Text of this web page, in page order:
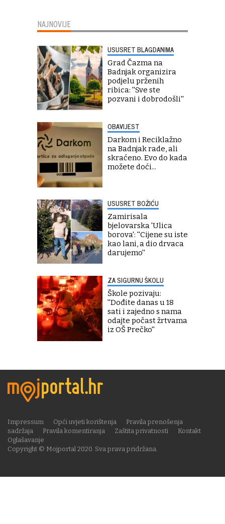
NAJNOVIJE
USUSRET BLAGDANIMA
Grad Čazma na
Badnjak organizira
podjelu prženih
ribica: ''Sve ste
pozvani i dobrodošli''
OBAVIJEST
Darkom i Reciklažno
na Badnjak rade, ali
skraćeno. Evo do kada
možete doći...
USUSRET BOŽIĆU
Zamirisala
bjelovarska 'Ulica
borova': ''Cijene su iste
kao lani, a dio drvaca
darujemo''
ZA SIGURNU ŠKOLU
Škole pozivaju:
''Dođite danas u 18
sati i zajedno s nama
odajte počast žrtvama
iz OŠ Prečko''
Copyright © Mojportal 2020. Sva prava pridržana.
Impressum Opći uvjeti korištenja
Pravila prenošenja
sadržaja
Pravila komentiranja Zaštita privatnosti
Kontakt
Oglašavanje